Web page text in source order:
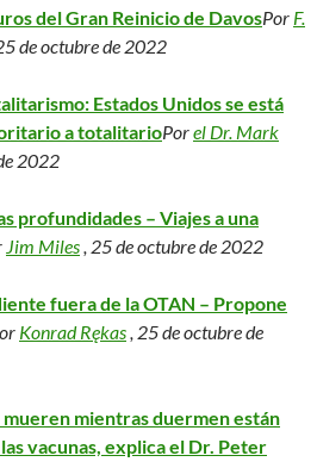
del Gran Reinicio de DavosPor F.
de octubre de 2022
Estados Unidos se está
a totalitarioPorel Dr. Mark
2022
profundidades – Viajes a una
Jim Miles, 25 de octubre de 2022
fuera de la OTAN – Propone
Konrad Rękas, 25 de octubre de
mueren mientras duermen están
vacunas, explica el Dr. Peter